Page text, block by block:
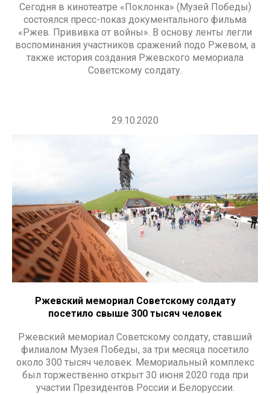
Сегодня в кинотеатре «Поклонка» (Музей Победы)
состоялся пресс-показ документального фильма
«Ржев. Прививка от войны». В основу ленты легли
воспоминания участников сражений подо Ржевом, а
также история создания Ржевского мемориала
Советскому солдату.
29.10.2020
Ржевский мемориал Советскому солдату
посетило свыше 300 тысяч человек
Ржевский мемориал Советскому солдату, ставший
филиалом Музея Победы, за три месяца посетило
около 300 тысяч человек. Мемориальный комплекс
был торжественно открыт 30 июня 2020 года при
участии Президентов России и Белоруссии.